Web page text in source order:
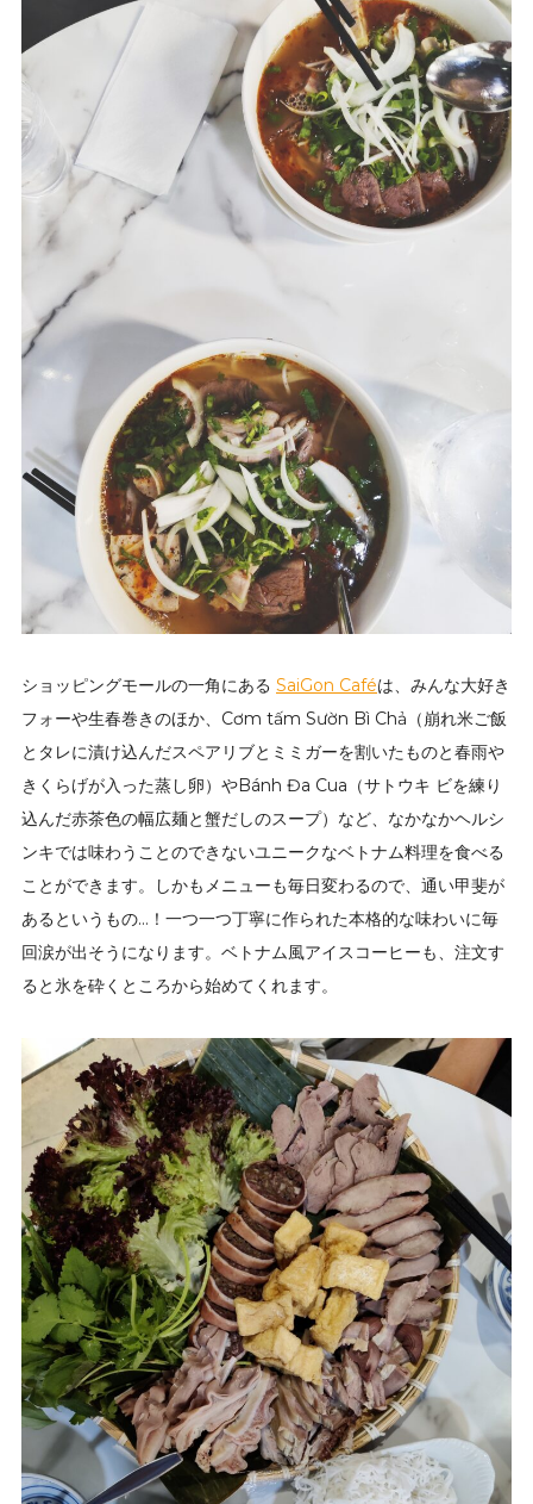
ショッピングモールの一角にある SaiGon Caféは、みんな大好き
フォーや生春巻きのほか、Cơm tấm Sườn Bì Chả（崩れ米ご飯
とタレに漬け込んだスペアリブとミミガーを割いたものと春雨や
きくらげが入った蒸し卵）やBánh Đa Cua（サトウキ ビを練り
込んだ赤茶色の幅広麺と蟹だしのスープ）など、なかなかヘルシ
ンキでは味わうことのできないユニークなベトナム料理を食べる
ことができます。しかもメニューも毎日変わるので、通い甲斐が
あるというもの…！一つ一つ丁寧に作られた本格的な味わいに毎
回涙が出そうになります。ベトナム風アイスコーヒーも、注文す
ると氷を砕くところから始めてくれます。